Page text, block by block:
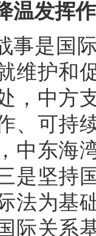
温发挥
事是国
维护和
，中方
、可持
中东海
是坚持
法为基
际关系